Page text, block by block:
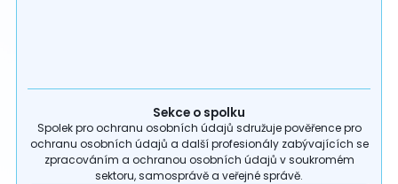
Sekce o spolku
Spolek pro ochranu osobních údajů sdružuje pověřence pro
ochranu osobních údajů a další profesionály zabývajících se
zpracováním a ochranou osobních údajů v soukromém
sektoru, samosprávě a veřejné správě.